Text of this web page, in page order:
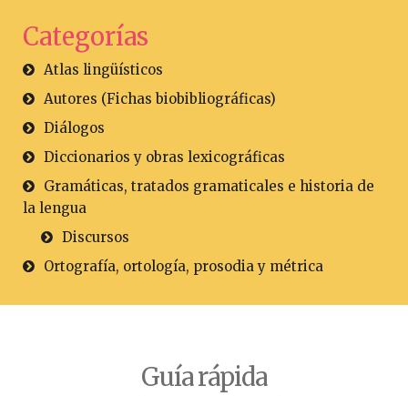
Categorías
Atlas lingüísticos
Autores (Fichas biobibliográficas)
Diálogos
Diccionarios y obras lexicográficas
Gramáticas, tratados gramaticales e historia de
la lengua
Discursos
Ortografía, ortología, prosodia y métrica
Guía rápida